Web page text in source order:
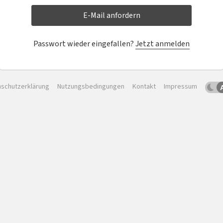
E-Mail anfordern
Passwort wieder eingefallen?Jetzt anmelden
Nutzungsbedingungen Kontakt Impressum